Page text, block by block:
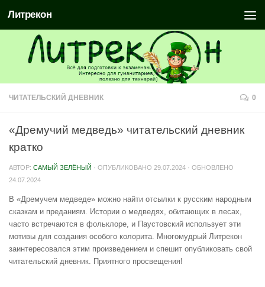
Литрекон
ЧИТАТЕЛЬСКИЙ ДНЕВНИК 0
«Дремучий медведь» читательский дневник
кратко
АВТОР: САМЫЙ ЗЕЛЁНЫЙ · ОПУБЛИКОВАНО 29.07.2024 · ОБНОВЛЕНО
24.07.2024
В «Дремучем медведе» можно найти отсылки к русским народным
сказкам и преданиям. Истории о медведях, обитающих в лесах,
часто встречаются в фольклоре, и Паустовский использует эти
мотивы для создания особого колорита. Многомудрый Литрекон
заинтересовался этим произведением и спешит опубликовать свой
читательский дневник. Приятного просвещения!